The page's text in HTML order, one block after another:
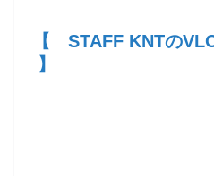
【 STAFF KNTの
】